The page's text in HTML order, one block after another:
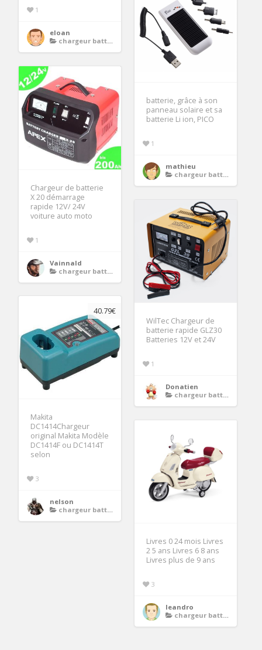
1
eloan
chargeur batterie moto
batterie, grâce à son
panneau solaire et sa
batterie Li ion, PICO
1
mathieu
chargeur batterie moto
Chargeur de batterie
X 20 démarrage
rapide 12V/ 24V
voiture auto moto
1
Vainnald
chargeur batterie moto
WilTec Chargeur de
batterie rapide GLZ30
Batteries 12V et 24V
1
Donatien
chargeur batterie moto
40.79€
Makita
DC1414Chargeur
original Makita Modèle
DC1414F ou DC1414T
selon
3
nelson
chargeur batterie moto
Livres 0 24 mois Livres
2 5 ans Livres 6 8 ans
Livres plus de 9 ans
3
leandro
chargeur batterie moto